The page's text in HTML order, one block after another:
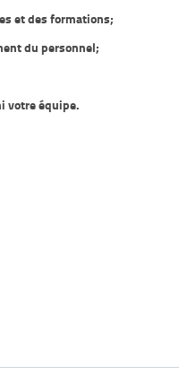
et des formations;
du personnel;
votre équipe.